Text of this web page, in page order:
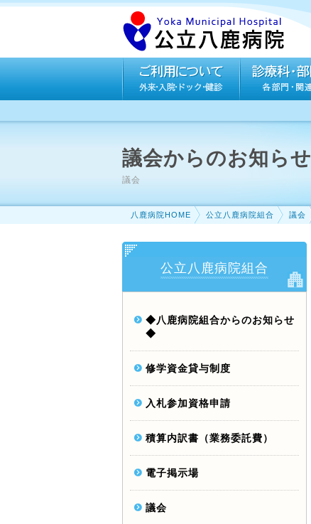
議会からのお知らせ
議会
八鹿病院HOME 公立八鹿病院組合 議会
公立八鹿病院組合
◆八鹿病院組合からのお知らせ
◆
修学資金貸与制度
入札参加資格申請
積算内訳書（業務委託費）
電子掲示場
議会